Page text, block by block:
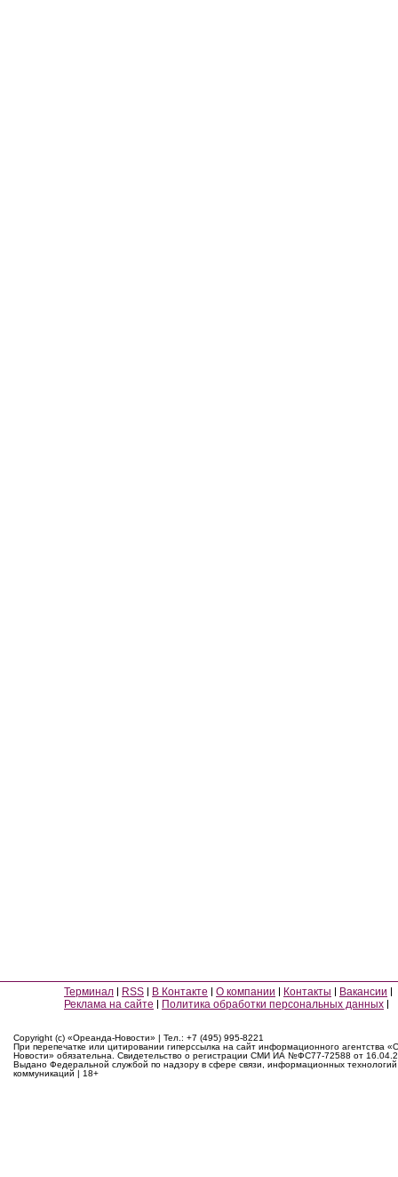
Терминал RSS В Контакте О компании Контакты
Вакансии
Реклама на сайте
Политика обработки персональных данных
Copyright (c) «Ореанда-Новости» | Тел.: +7 (495) 995-8221
При перепечатке или цитировании гиперссылка на сайт информационного агентства
Новости» обязательна. Свидетельство о регистрации СМИ ИА №ФС77-72588 от
Выдано Федеральной службой по надзору в сфере связи, информационных
коммуникаций | 18+